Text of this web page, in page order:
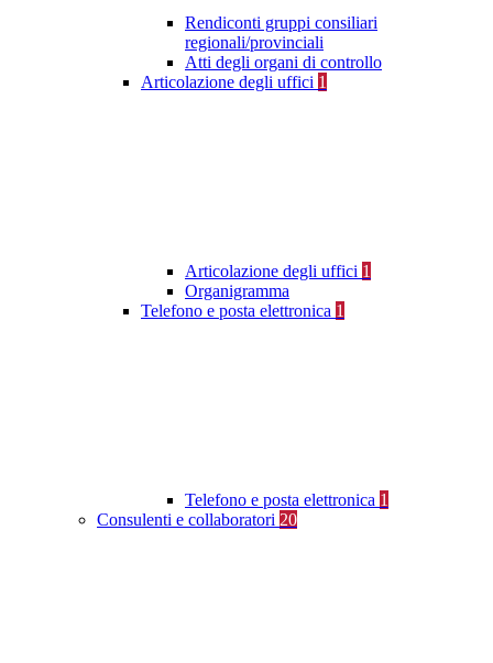
Rendiconti gruppi consiliari
regionali/provinciali
Atti degli organi di controllo
Articolazione degli uffici 1
Articolazione degli uffici 1
Organigramma
Telefono e posta elettronica 1
Telefono e posta elettronica 1
Consulenti e collaboratori 20